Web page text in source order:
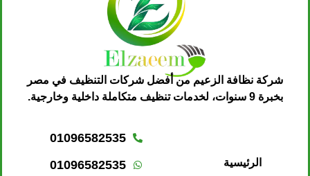
شركة نظافة الزعيم من أفضل شركات التنظيف في مصر
بخبرة 9 سنوات، لخدمات تنظيف متكاملة داخلية وخارجية.
الرئيسية
01096582535
01096582535